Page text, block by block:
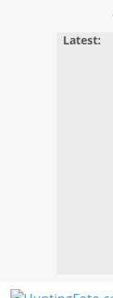
Latest: